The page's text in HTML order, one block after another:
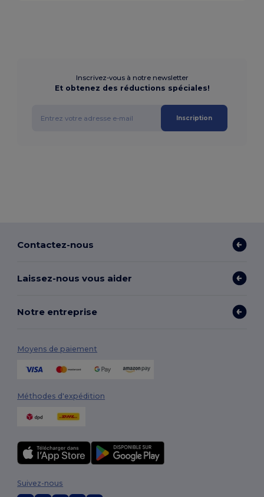
Inscrivez-vous à notre newsletter
Et obtenez des réductions spéciales!
Inscription
Contactez-nous
Laissez-nous vous aider
Notre entreprise
Moyens de paiement
Méthodes d'expédition
Suivez-nous